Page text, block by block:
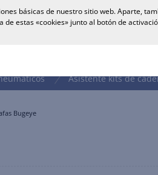
Asistente kits de
Bugeye
básicas de nuestro sitio web. Aparte,
estas «cookies» junto al botón de